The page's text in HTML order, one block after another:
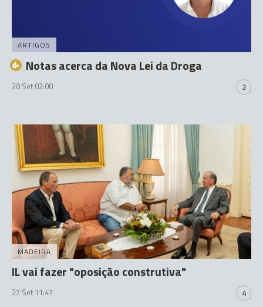
ARTIGOS
Notas acerca da Nova Lei da Droga
20 Set 02:00 2
MADEIRA
IL vai fazer "oposição construtiva"
27 Set 11:47 4